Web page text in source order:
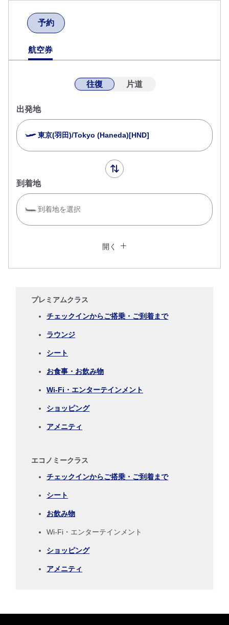
予約
航空券
往復 片道
出発地
東京(羽田)/Tokyo (Haneda)[HND]
到着地
到着地を選択
運賃タイプ指定なし
往路出発日および時間帯
日付を選択
時間帯指定なし
経由地および乗り継ぎ所要時間を追加する
復路出発日および時間帯
日付を選択
経由地および乗り継ぎ所要時間を追加する
1人
プロモーションコードについて
開く
プレミアムクラス
チェックインからご搭乗・ご到着まで
ラウンジ
シート
お食事・お飲み物
Wi-Fi・エンターテインメント
ショッピング
アメニティ
エコノミークラス
チェックインからご搭乗・ご到着まで
シート
お飲み物
Wi-Fi・エンターテインメント
ショッピング
アメニティ